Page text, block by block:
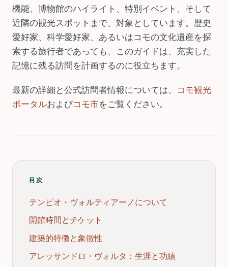
機能、博物館のハイライト、特別イベント、そして
近隣の観光スポットまで、対象としています。歴史
愛好家、科学愛好家、あるいはコモの文化遺産を探
索する旅行者であっても、このガイドは、充実した
記憶に残る訪問を計画するのに役立ちます。
最新の詳細と公式訪問者情報については、 コモ観光
ポータルおよびコモ市をご覧ください。
目次
テンピオ・ヴォルティアーノについて
開館時間とチケット
建築的特徴と象徴性
アレッサンドロ・ヴォルタ：生涯と功績